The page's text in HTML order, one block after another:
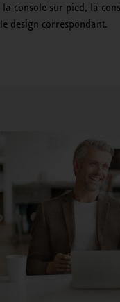
console sur pied, la
design correspondant.